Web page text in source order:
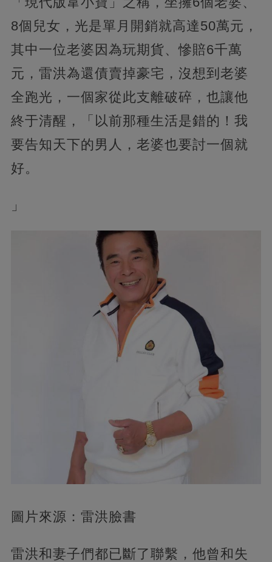
8個兒女，光是單月開銷就高達50萬元，
其中一位老婆因為玩期貨、慘賠6千萬
元，雷洪為還債賣掉豪宅，沒想到老婆
全跑光，一個家從此支離破碎，也讓他
終于清醒，「以前那種生活是錯的！我
要告知天下的男人，老婆也要討一個就
好。
」
圖片來源：雷洪臉書
雷洪和妻子們都已斷了聯繫，他曾和失